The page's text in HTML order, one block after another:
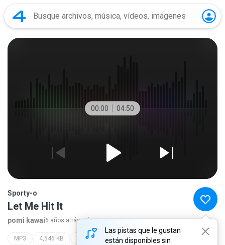
00:00 04:50
Las pistas que le gustan
están disponibles sin
Sporty-o
Let Me Hit It
pomi kawai6 años atrásmás...
MP3 4,546 KB sporty-o